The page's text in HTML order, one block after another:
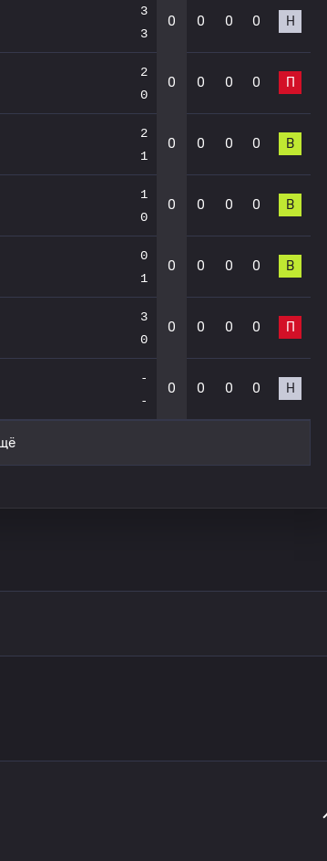
3
3
0 0 0 0 Н
2
0
0 0 0 0 П
2
1
0 0 0 0 В
1
0
0 0 0 0 В
0
1
0 0 0 0 В
3
0
0 0 0 0 П
-
-
0 0 0 0 Н